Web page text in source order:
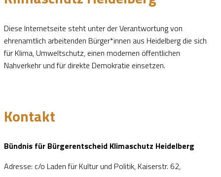
Diese Internetseite steht unter der Verantwortung von
ehrenamtlich arbeitenden Bürger*innen aus Heidelberg die sich
für Klima, Umweltschutz, einen modernen öffentlichen
Nahverkehr und für direkte Demokratie einsetzen.
Kontakt
Bündnis für Bürgerentscheid Klimaschutz Heidelberg
Adresse: c/o Laden für Kultur und Politik, Kaiserstr. 62,